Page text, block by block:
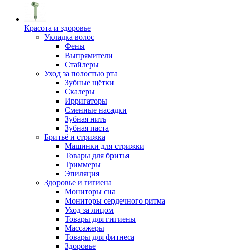
Красота и здоровье
Укладка волос
Фены
Выпрямители
Стайлеры
Уход за полостью рта
Зубные щётки
Скалеры
Ирригаторы
Сменные насадки
Зубная нить
Зубная паста
Бритьё и стрижка
Машинки для стрижки
Товары для бритья
Триммеры
Эпиляция
Здоровье и гигиена
Мониторы сна
Мониторы сердечного ритма
Уход за лицом
Товары для гигиены
Массажеры
Товары для фитнеса
Здоровье